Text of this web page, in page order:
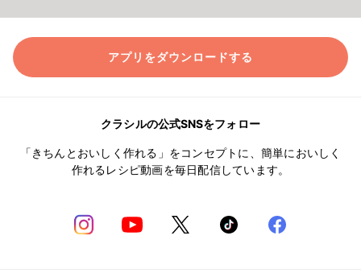
アプリをダウンロードする
クラシルの公式SNSをフォロー
「きちんとおいしく作れる」をコンセプトに、簡単においしく
作れるレシピ動画を毎日配信しています。